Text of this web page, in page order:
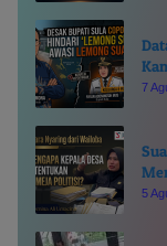
7
5